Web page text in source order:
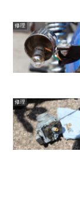
修理
修理